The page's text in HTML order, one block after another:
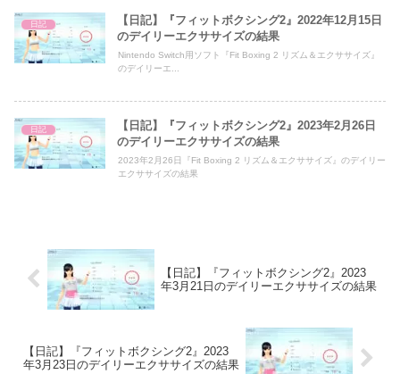
日記
【日記】『フィットボクシング2』2022年12月15日
のデイリーエクササイズの結果
Nintendo Switch用ソフト『Fit Boxing 2 リズム＆エクササイズ』
のデイリーエ...
日記
【日記】『フィットボクシング2』2023年2月26日
のデイリーエクササイズの結果
2023年2月26日『Fit Boxing 2 リズム＆エクササイズ』のデイリー
エクササイズの結果
【日記】『フィットボクシング2』2023
年3月21日のデイリーエクササイズの結果
【日記】『フィットボクシング2』2023
年3月23日のデイリーエクササイズの結果